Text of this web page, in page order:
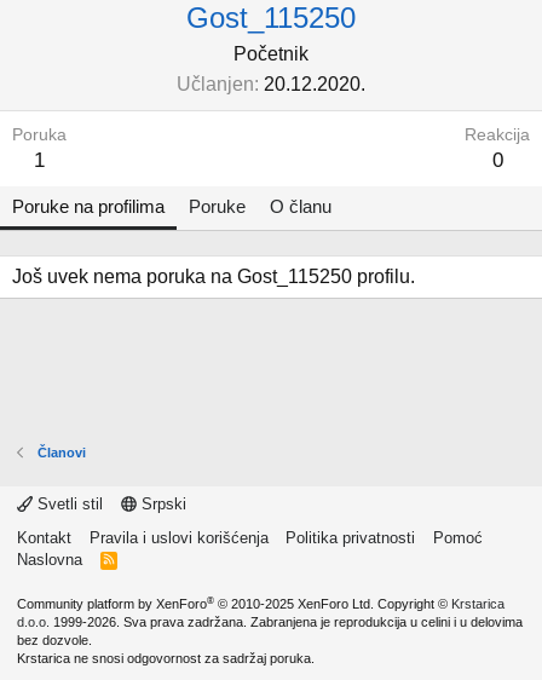
Gost_115250
Početnik
Učlanjen 20.12.2020.
Poruka
1
Reakcija
0
Poruke na profilima Poruke O članu
Još uvek nema poruka na Gost_115250 profilu.
Članovi
Svetli stil
Srpski
Kontakt
Pravila i uslovi korišćenja Politika privatnosti
Pomoć
Naslovna
R
Community platform by XenForo® © 2010-2025 XenForo Ltd. Copyright © Krstarica
d.o.o. 1999-2026. Sva prava zadržana. Zabranjena je reprodukcija u celini i u delovima
bez dozvole.
Krstarica ne snosi odgovornost za sadržaj poruka.